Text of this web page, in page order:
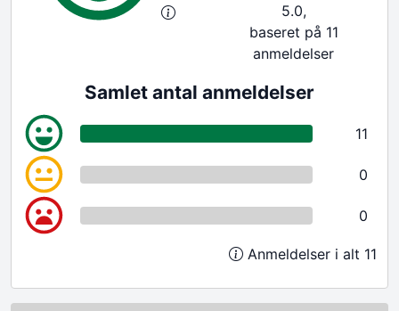
5.0,
baseret på 11
anmeldelser
Samlet antal anmeldelser
11
0
0
Anmeldelser i alt 11